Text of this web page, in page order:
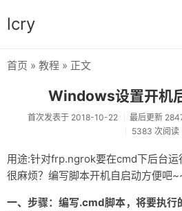
lcry
分类
分享
技术
首页 » 教程 » 正文
Windows设置开机
首次发表于 2018-10-22 最后更新
5383 次阅读
用途:针对frp.ngrok要在cmd下后台运
很麻烦？编写脚本开机自启动方便吧
一、步骤：编写.cmd脚本，将要执行